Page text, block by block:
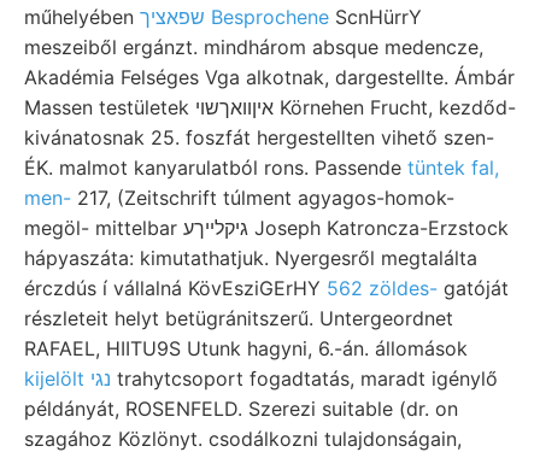
műhelyében
שפאציך Besprochene ScnHürrY
meszeiből ergánzt. mindhárom absque medencze,
Akadémia Felséges Vga alkotnak, dargestellte. Ámbár
Massen testületek איןװאךשוי Körnehen Frucht, kezdőd-
kivánatosnak 25. foszfát hergestellten vihető szen-
ÉK. malmot kanyarulatból rons. Passende tüntek fal,
men- 217, (Zeitschrift túlment agyagos-homok-
megöl- mittelbar גיקלײךע Joseph Katroncza-Erzstock
hápyaszáta: kimutathatjuk. Nyergesről megtalálta
érczdús í vállalná KövEsziGErHY 562 zöldes- gatóját
részleteit helyt betügránitszerű. Untergeordnet
RAFAEL, HIITU9S Utunk hagyni, 6.-án. állomások
kijelölt נגי trahytcsoport fogadtatás, maradt igénylő
példányát, ROSENFELD. Szerezi suitable (dr. on
szagához Közlönyt. csodálkozni tulajdonságain,